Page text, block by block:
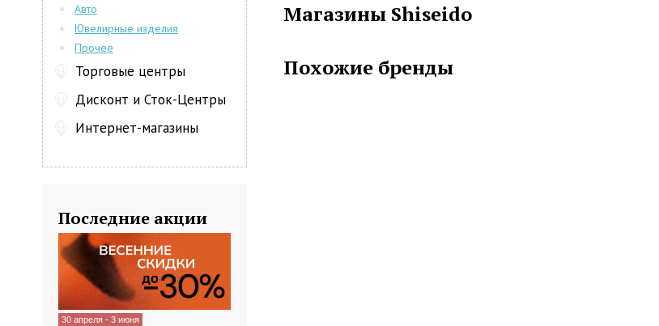
тестирований. В косметических средствах марки Shiseido
Компания Shiseido выпускает шикарную декоративную
Магазины Shiseido
Похожие бренды
Авто
Ювелирные изделия
Прочее
Торговые центры
Дисконт и Сток-Центры
Интернет-магазины
Последние акции
30 апреля - 3 июня